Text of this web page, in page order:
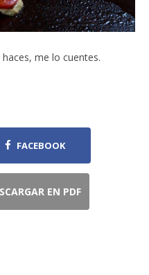
me lo cuentes.
FACEBOOK
EN PDF